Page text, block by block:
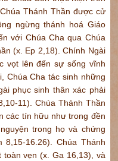
Thánh Thần được cử
ngừng thánh hoá Giáo
với Chúa Cha qua Chúa
(x. Ep 2,18). Chính Ngài
vọt lên đến sự sống vĩnh
Chúa Cha tác sinh những
phục sinh thân xác phải
11). Chúa Thánh Thần
các tín hữu như trong đền
trong họ và chứng
16.26). Chúa Thánh
vẹn (x. Ga 16,13), và